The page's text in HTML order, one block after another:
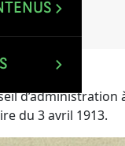
d’administration
du 3 avril 1913.